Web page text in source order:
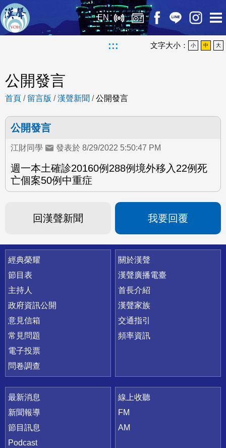
EN
::: 文字大小： 小 中 大
公開發言
首頁 / 留言版 /漢聲新聞 /公開發言
公開發言
江財同學 發表於 8/29/2022 5:50:47 PM
週一本土確診20160例288例境外移入22例死
亡個案50例中重症
回漢聲新聞 我要回覆
快速連結
經典榮耀
節目表
主持人
政府資訊公開
意見信箱
常見問題
電子投票
問卷調查
關於漢聲
漢聲廣播電臺
首長介紹
漢聲家族
交通指引
頻率資訊
最新消息
新聞報導
節目訊息
Podcast
線上收聽
FM
AM